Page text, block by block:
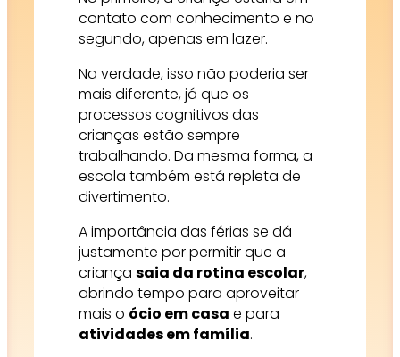
contato com conhecimento e no
segundo, apenas em lazer.
Na verdade, isso não poderia ser
mais diferente, já que os
processos cognitivos das
crianças estão sempre
trabalhando. Da mesma forma, a
escola também está repleta de
divertimento.
A importância das férias se dá
justamente por permitir que a
criança saia da rotina escolar,
abrindo tempo para aproveitar
mais o ócio em casa e para
atividades em família.